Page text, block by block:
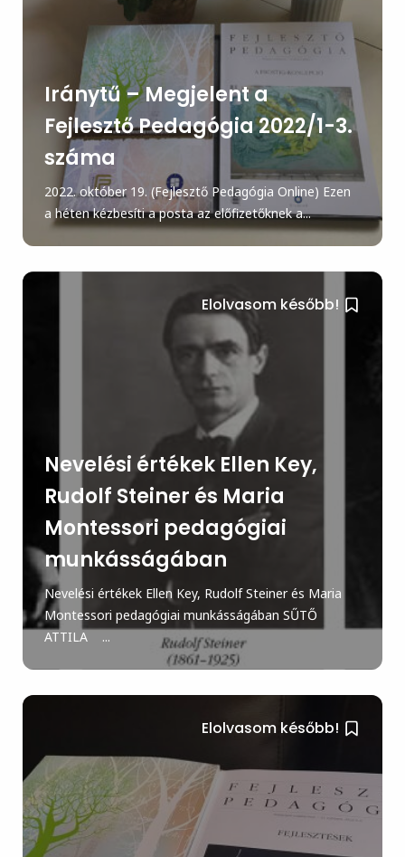
Iránytű – Megjelent a
Fejlesztő Pedagógia 2022/1-3.
száma
2022. október 19. (Fejlesztő Pedagógia Online) Ezen
a héten kézbesíti a posta az előfizetőknek a...
Elolvasom később!
Nevelési értékek Ellen Key,
Rudolf Steiner és Maria
Montessori pedagógiai
munkásságában
Nevelési értékek Ellen Key, Rudolf Steiner és Maria
Montessori pedagógiai munkásságában SŰTŐ
ATTILA ...
Elolvasom később!